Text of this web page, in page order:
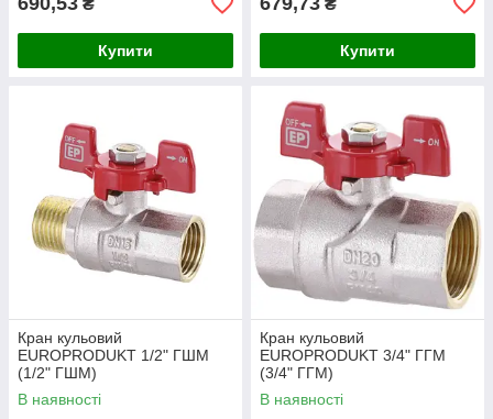
₴
Купити
₴
Купити
Кран кульовий
EUROPRODUKT 1/2" ГШМ
(1/2" ГШМ)
В наявності
Кран кульовий
EUROPRODUKT 3/4" ГГМ
(3/4" ГГМ)
В наявності